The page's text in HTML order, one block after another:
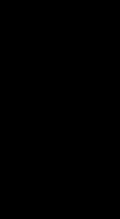
Bresky (Leitung),
Noll, Friedrun
Maike
Susanne
Kerem Can, Mark